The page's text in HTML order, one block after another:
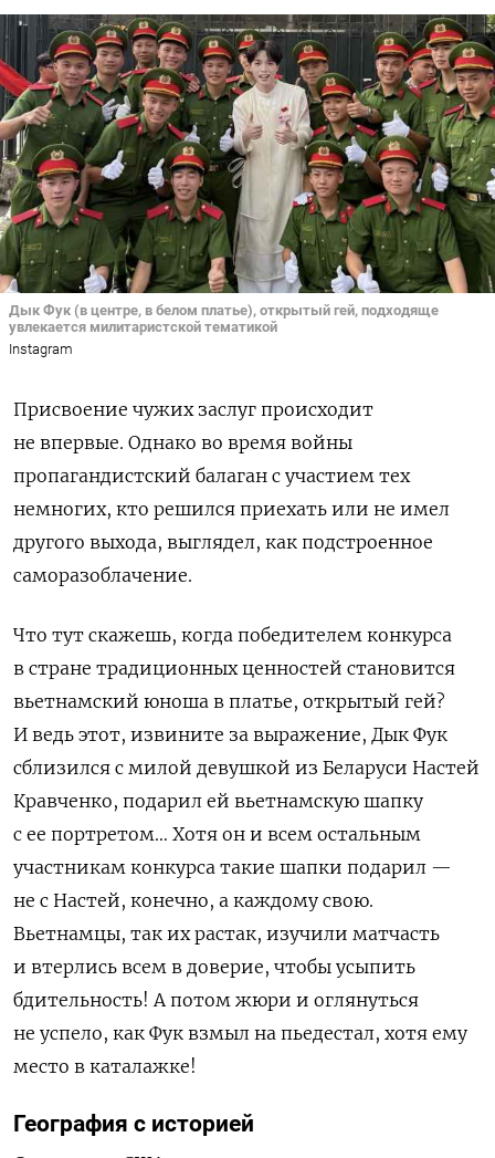
Дык Фук (в центре, в белом платье), открытый гей, подходяще
увлекается милитаристской тематикой
Instagram
Присвоение чужих заслуг происходит
не впервые. Однако во время войны
пропагандистский балаган с участием тех
немногих, кто решился приехать или не имел
другого выхода, выглядел, как подстроенное
саморазоблачение.
Что тут скажешь, когда победителем конкурса
в стране традиционных ценностей становится
вьетнамский юноша в платье, открытый гей?
И ведь этот, извините за выражение, Дык Фук
сблизился с милой девушкой из Беларуси Настей
Кравченко, подарил ей вьетнамскую шапку
с ее портретом… Хотя он и всем остальным
участникам конкурса такие шапки подарил —
не с Настей, конечно, а каждому свою.
Вьетнамцы, так их растак, изучили матчасть
и втерлись всем в доверие, чтобы усыпить
бдительность! А потом жюри и оглянуться
не успело, как Фук взмыл на пьедестал, хотя ему
место в каталажке!
География с историей